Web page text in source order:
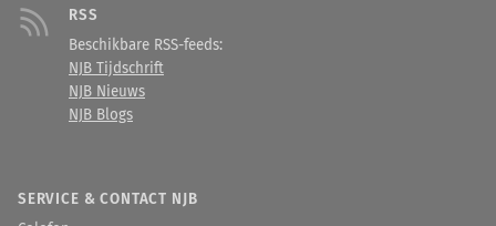
RSS
Beschikbare RSS-feeds:
NJB Tijdschrift
NJB Nieuws
NJB Blogs
SERVICE & CONTACT NJB